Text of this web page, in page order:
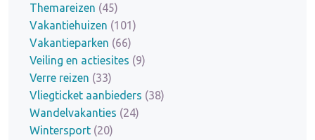
Themareizen (45)
Vakantiehuizen (101)
Vakantieparken (66)
Veiling en actiesites (9)
Verre reizen (33)
Vliegticket aanbieders (38)
Wandelvakanties (24)
Wintersport (20)